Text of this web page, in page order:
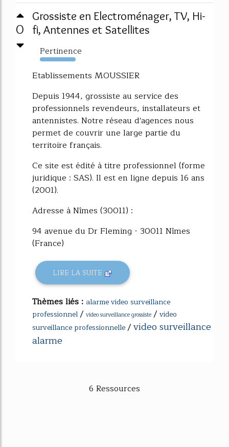
0
Grossiste en Electroménager, TV, Hi-
fi, Antennes et Satellites
Pertinence
128%
Etablissements MOUSSIER
Depuis 1944, grossiste au service des
professionnels revendeurs, installateurs et
antennistes. Notre réseau d'agences nous
permet de couvrir une large partie du
territoire français.
Ce site est édité à titre professionnel (forme
juridique : SAS). Il est en ligne depuis 16 ans
(2001).
Adresse à Nîmes (30011) :
94 avenue du Dr Fleming - 30011 Nîmes
(France)
LIRE LA SUITE
Thèmes liés : alarme video surveillance
professionnel/ video surveillance grossiste / video
surveillance professionnelle/video surveillance
alarme
6 Ressources